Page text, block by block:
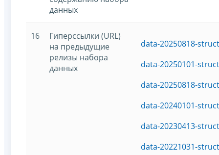
данных
16
Гиперссылки (URL)
на предыдущие
релизы набора
данных
data-20250818-
data-20250101-
data-20250818-
data-20240101-
data-20230413-
data-20221031-